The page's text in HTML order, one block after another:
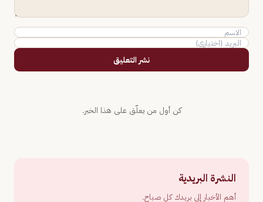
نشر التعليق
كن أول من يعلّق على هذا الخبر.
النشرة البريدية
أهم الأخبار إلى بريدك كل صباح.